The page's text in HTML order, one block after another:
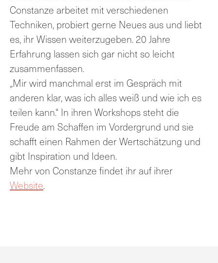
Constanze arbeitet mit verschiedenen
Techniken, probiert gerne Neues aus und liebt
es, ihr Wissen weiterzugeben. 20 Jahre
Erfahrung lassen sich gar nicht so leicht
zusammenfassen.
„Mir wird manchmal erst im Gespräch mit
anderen klar, was ich alles weiß und wie ich es
teilen kann.“ In ihren Workshops steht die
Freude am Schaffen im Vordergrund und sie
schafft einen Rahmen der Wertschätzung und
gibt Inspiration und Ideen.
Mehr von Constanze findet ihr auf ihrer
Website.